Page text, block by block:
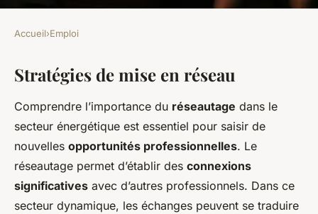
Stratégies infaillibles pour
augmenter vos opportunités
d"emploi en gestion des
risques dans le secteur
énergétique
Soan•17 février 2025 4 min de lecture
Accueil›Emploi
Stratégies de mise en réseau
Comprendre l’importance du réseautage dans le
secteur énergétique est essentiel pour saisir de
nouvelles opportunités professionnelles. Le
réseautage permet d’établir des connexions
significatives avec d’autres professionnels. Dans ce
secteur dynamique, les échanges peuvent se traduire